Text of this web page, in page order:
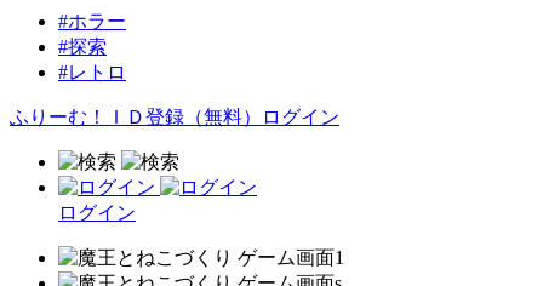
#ホラー
#探索
#レトロ
ふりーむ！ＩＤ登録（無料） ログイン
ログイン